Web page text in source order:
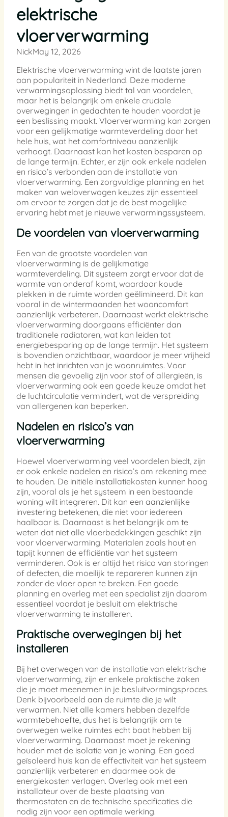
elektrische
vloerverwarming
NickMay 12, 2026
Elektrische vloerverwarming wint de laatste jaren
aan populariteit in Nederland. Deze moderne
verwarmingsoplossing biedt tal van voordelen,
maar het is belangrijk om enkele cruciale
overwegingen in gedachten te houden voordat je
een beslissing maakt. Vloerverwarming kan zorgen
voor een gelijkmatige warmteverdeling door het
hele huis, wat het comfortniveau aanzienlijk
verhoogt. Daarnaast kan het kosten besparen op
de lange termijn. Echter, er zijn ook enkele nadelen
en risico’s verbonden aan de installatie van
vloerverwarming. Een zorgvuldige planning en het
maken van weloverwogen keuzes zijn essentieel
om ervoor te zorgen dat je de best mogelijke
ervaring hebt met je nieuwe verwarmingssysteem.
De voordelen van vloerverwarming
Een van de grootste voordelen van
vloerverwarming is de gelijkmatige
warmteverdeling. Dit systeem zorgt ervoor dat de
warmte van onderaf komt, waardoor koude
plekken in de ruimte worden geëlimineerd. Dit kan
vooral in de wintermaanden het wooncomfort
aanzienlijk verbeteren. Daarnaast werkt elektrische
vloerverwarming doorgaans efficiënter dan
traditionele radiatoren, wat kan leiden tot
energiebesparing op de lange termijn. Het systeem
is bovendien onzichtbaar, waardoor je meer vrijheid
hebt in het inrichten van je woonruimtes. Voor
mensen die gevoelig zijn voor stof of allergieën, is
vloerverwarming ook een goede keuze omdat het
de luchtcirculatie vermindert, wat de verspreiding
van allergenen kan beperken.
Nadelen en risico’s van
vloerverwarming
Hoewel vloerverwarming veel voordelen biedt, zijn
er ook enkele nadelen en risico’s om rekening mee
te houden. De initiële installatiekosten kunnen hoog
zijn, vooral als je het systeem in een bestaande
woning wilt integreren. Dit kan een aanzienlijke
investering betekenen, die niet voor iedereen
haalbaar is. Daarnaast is het belangrijk om te
weten dat niet alle vloerbedekkingen geschikt zijn
voor vloerverwarming. Materialen zoals hout en
tapijt kunnen de efficiëntie van het systeem
verminderen. Ook is er altijd het risico van storingen
of defecten, die moeilijk te repareren kunnen zijn
zonder de vloer open te breken. Een goede
planning en overleg met een specialist zijn daarom
essentieel voordat je besluit om elektrische
vloerverwarming te installeren.
Praktische overwegingen bij het
installeren
Bij het overwegen van de installatie van elektrische
vloerverwarming, zijn er enkele praktische zaken
die je moet meenemen in je besluitvormingsproces.
Denk bijvoorbeeld aan de ruimte die je wilt
verwarmen. Niet alle kamers hebben dezelfde
warmtebehoefte, dus het is belangrijk om te
overwegen welke ruimtes echt baat hebben bij
vloerverwarming. Daarnaast moet je rekening
houden met de isolatie van je woning. Een goed
geïsoleerd huis kan de effectiviteit van het systeem
aanzienlijk verbeteren en daarmee ook de
energiekosten verlagen. Overleg ook met een
installateur over de beste plaatsing van
thermostaten en de technische specificaties die
nodig zijn voor een optimale werking.